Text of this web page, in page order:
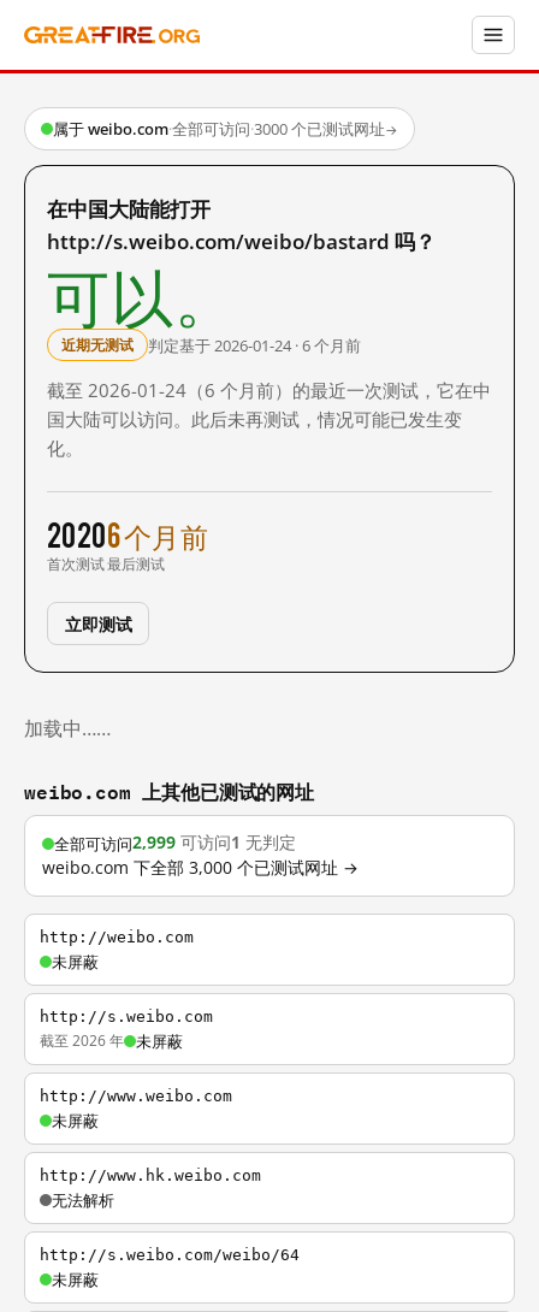
属于 weibo.com·全部可访问·3000 个已测试网址→
在中国大陆能打开
http://s.weibo.com/weibo/bastard 吗？
可以。
近期无测试 判定基于 2026-01-24 · 6 个月前
截至 2026-01-24（6 个月前）的最近一次测试，它在中
国大陆可以访问。此后未再测试，情况可能已发生变
化。
2020
首次测试
6 个月前
最后测试
立即测试
加载中……
weibo.com 上其他已测试的网址
全部可访问2,999 可访问1 无判定
weibo.com 下全部 3,000 个已测试网址 →
http://weibo.com
未屏蔽
http://s.weibo.com
截至 2026 年 未屏蔽
http://www.weibo.com
未屏蔽
http://www.hk.weibo.com
无法解析
http://s.weibo.com/weibo/64
未屏蔽